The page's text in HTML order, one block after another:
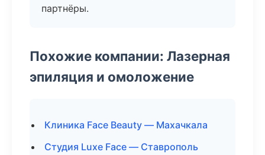
партнёры.
Похожие компании: Лазерная
эпиляция и омоложение
Клиника Face Beauty — Махачкала
Студия Luxe Face — Ставрополь